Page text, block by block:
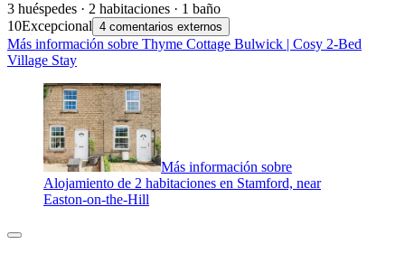
3 huéspedes · 2 habitaciones · 1 baño
10Excepcional 4 comentarios externos
Más información sobre Thyme Cottage Bulwick | Cosy 2-Bed
Village Stay
Más información sobre
Alojamiento de 2 habitaciones en Stamford, near
Easton-on-the-Hill